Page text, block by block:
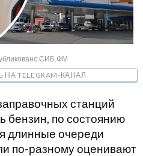
СИБ.ФМ
TELEGRAM-КАНАЛ
станций
бензин, по состоянию
длинные очереди
по-разному оценивают